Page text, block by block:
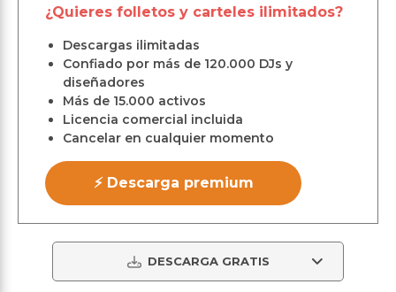
¿Quieres folletos y carteles ilimitados?
Descargas ilimitadas
Confiado por más de 120.000 DJs y
diseñadores
Más de 15.000 activos
Licencia comercial incluida
Cancelar en cualquier momento
⚡ Descarga premium
DESCARGA GRATIS